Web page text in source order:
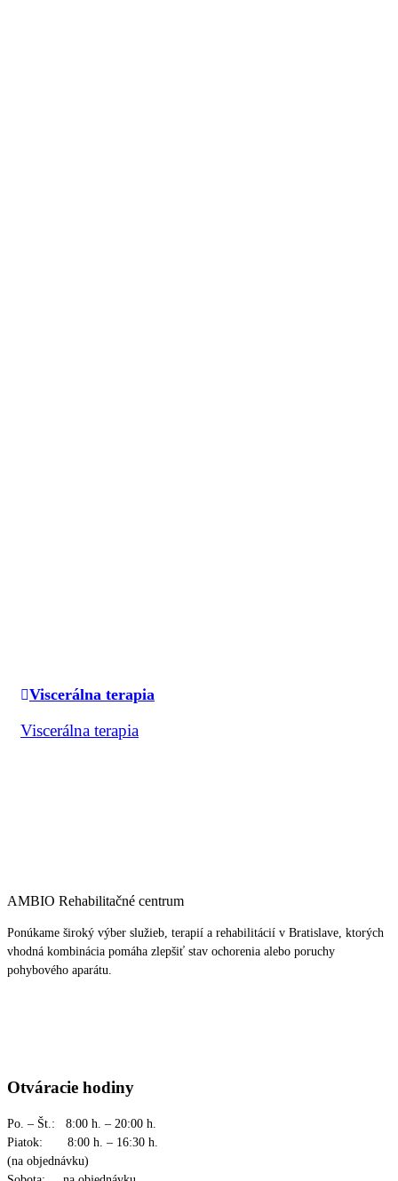
Viscerálna terapia
Viscerálna terapia
AMBIO Rehabilitačné centrum
Ponúkame široký výber služieb, terapií a rehabilitácií v Bratislave, ktorých
vhodná kombinácia pomáha zlepšiť stav ochorenia alebo poruchy
pohybového aparátu.
Otváracie hodiny
Po. – Št.: 8:00 h. – 20:00 h.
Piatok: 8:00 h. – 16:30 h.
(na objednávku)